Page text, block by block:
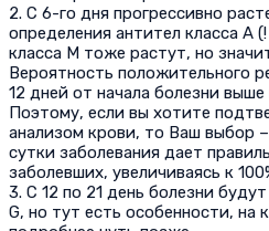
2. С 6-го дня прогрессивно
определения антител класса А
класса М тоже растут, но
Вероятность положительного
12 дней от начала болезни
Поэтому, если вы хотите
анализом крови, то Ваш выбор
сутки заболевания дает
заболевших, увеличиваясь к
3. С 12 по 21 день болезни
G, но тут есть особенности, на